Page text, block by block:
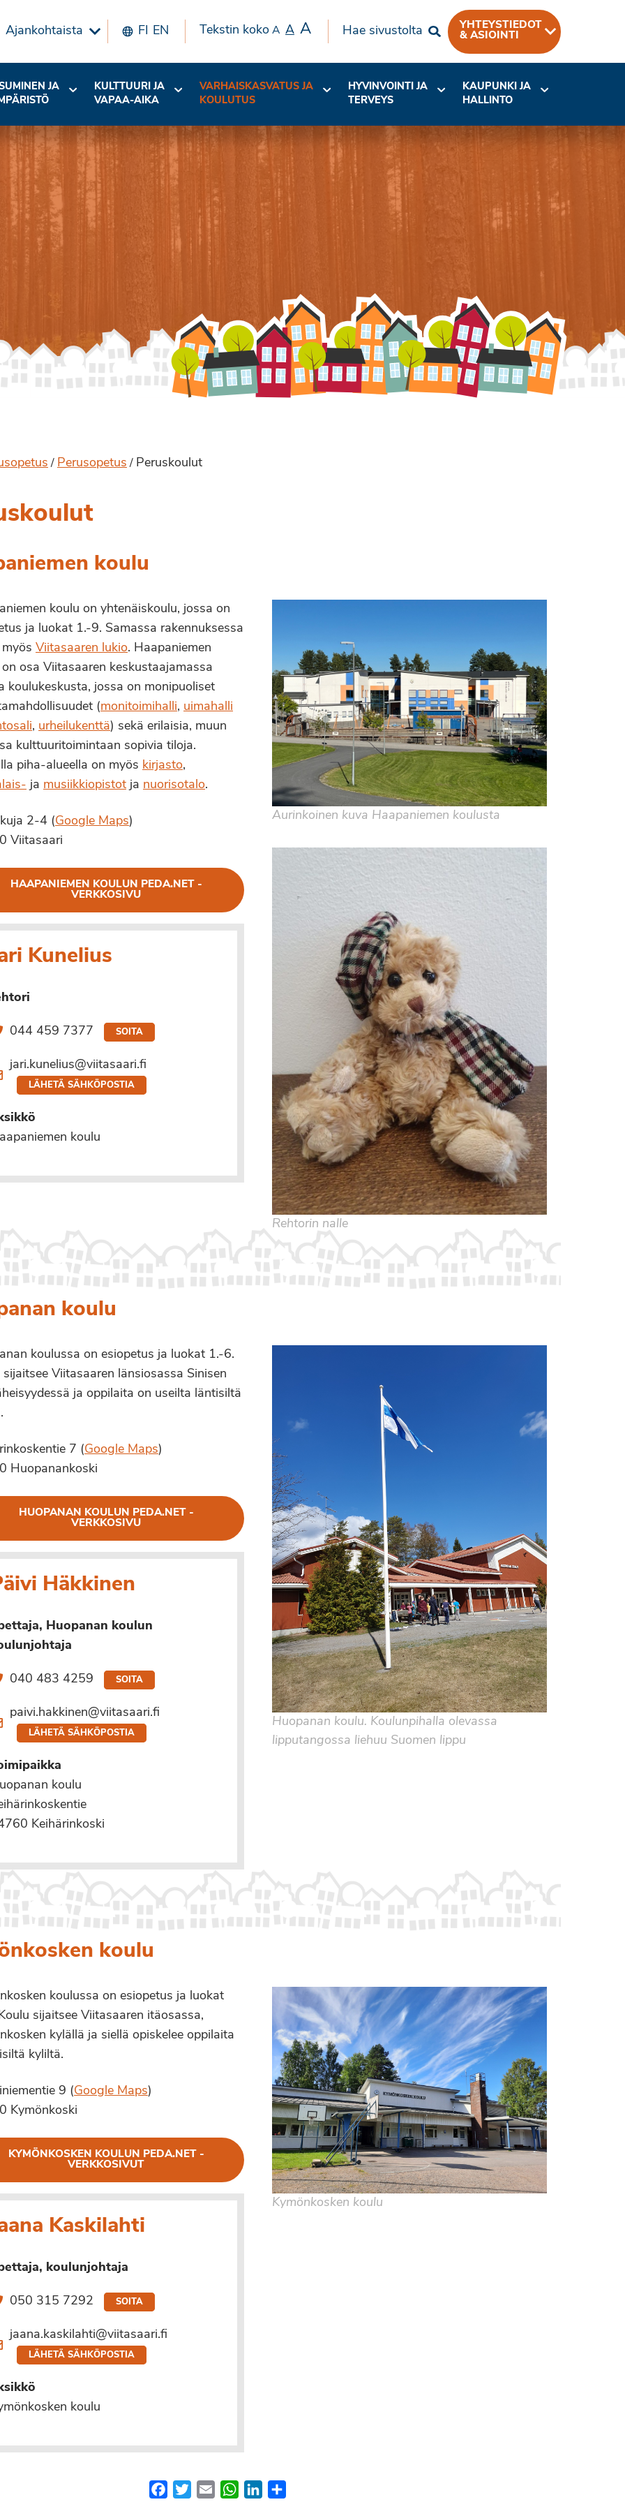
Ajankohtaista FI EN Tekstin koko A A A Hae sivustolta
YHTEYSTIEDOT
& ASIOINTI
JA
KULTTUURI JA
VAPAA-AIKA
VARHAISKASVATUS JA
KOULUTUS
HYVINVOINTI JA
TERVEYS
KAUPUNKI JA
HALLINTO
/ Perusopetus / Peruskoulut
koulu
koulu on yhtenäiskoulu, jossa on
ja luokat 1.-9. Samassa rakennuksessa
Viitasaaren lukio. Haapaniemen
osa Viitasaaren keskustaajamassa
koulukeskusta, jossa on monipuoliset
(monitoimihalli, uimahalli
, urheilukenttä) sekä erilaisia, muun
kulttuuritoimintaan sopivia tiloja.
piha-alueella on myös kirjasto,
ja musiikkiopistot ja nuorisotalo.
2-4 (Google Maps)
Viitasaari
HAAPANIEMEN KOULUN PEDA.NET -
VERKKOSIVU
Kunelius
044 459 7377 SOITA
jari.kunelius@viitasaari.fi
LÄHETÄ SÄHKÖPOSTIA
koulu
Aurinkoinen kuva Haapaniemen koulusta
Rehtorin nalle
koulu
koulussa on esiopetus ja luokat 1.-6.
sijaitsee Viitasaaren länsiosassa Sinisen
ja oppilaita on useilta läntisiltä
7 (Google Maps)
Huopanankoski
HUOPANAN KOULUN PEDA.NET -
VERKKOSIVU
Häkkinen
Huopanan koulun
040 483 4259 SOITA
paivi.hakkinen@viitasaari.fi
LÄHETÄ SÄHKÖPOSTIA
koulu
Keihärinkoski
Huopanan koulu. Koulunpihalla olevassa
lipputangossa liehuu Suomen lippu
koulu
koulussa on esiopetus ja luokat
sijaitsee Viitasaaren itäosassa,
kylällä ja siellä opiskelee oppilaita
kyliltä.
9 (Google Maps)
Kymönkoski
KYMÖNKOSKEN KOULUN PEDA.NET -
VERKKOSIVUT
Kaskilahti
koulunjohtaja
050 315 7292 SOITA
jaana.kaskilahti@viitasaari.fi
LÄHETÄ SÄHKÖPOSTIA
koulu
Kymönkosken koulu
FacebookTwitterEmail WhatsApp
LinkedIn